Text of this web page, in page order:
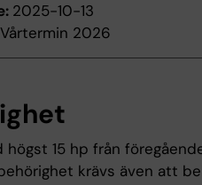
2025-10-13
Vårtermin 2026
15 hp från
krävs även att